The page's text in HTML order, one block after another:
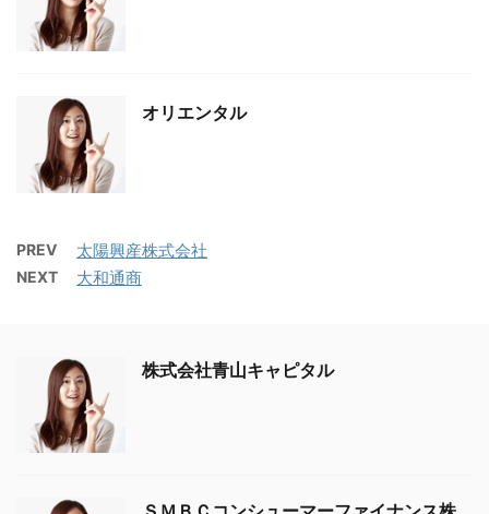
オリエンタル
PREV 太陽興産株式会社
NEXT 大和通商
株式会社青山キャピタル